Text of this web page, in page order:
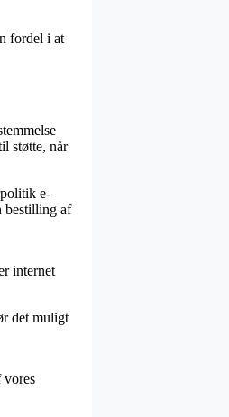
fordel i at
støtte, når
e-
bestilling af
internet
det muligt
vores